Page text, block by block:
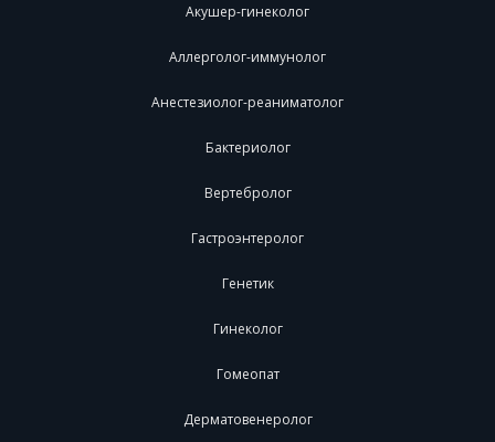
Акушер-гинеколог
Аллерголог-иммунолог
Анестезиолог-реаниматолог
Бактериолог
Вертебролог
Гастроэнтеролог
Генетик
Гинеколог
Гомеопат
Дерматовенеролог